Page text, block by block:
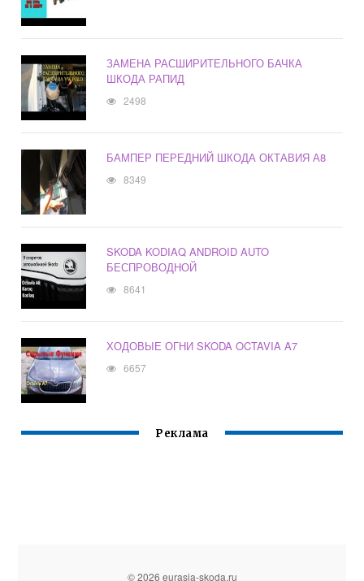
ЗАМЕНА РАСШИРИТЕЛЬНОГО БАЧКА
ШКОДА РАПИД
2498
БАМПЕР ПЕРЕДНИЙ ШКОДА ОКТАВИЯ А8
8349
SKODA KODIAQ ANDROID AUTO
БЕСПРОВОДНОЙ
8641
ХОДОВЫЕ ОГНИ SKODA OCTAVIA A7
6657
Реклама
© 2026 eurasia-skoda.ru